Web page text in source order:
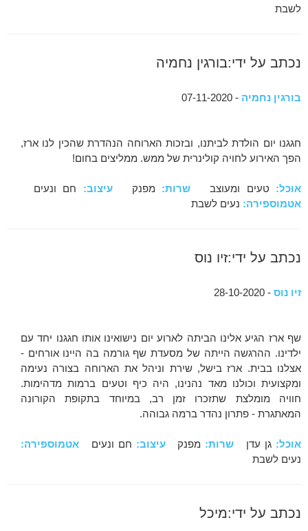
לשבת
נכתב על ידי:בורגין נחמיה
בורגין נחמיה - 07-11-2020
חגגנו יום הולדת לביתנו, ובזכות הארוחה הנהדרת שהכין לנו ארז,
הפך האירוע לחויה קולינרית של ממש. ממליצים בחום!
אוכל: טעים ומעוצב שרות: מפנקעיצוב: חם ונעים
אטמוספירה: נעים לשבת
נכתב על ידי:זיו נוס
זיו נוס - 28-10-2020
שף ארז הגיע אלינו הביתה לארוע יום נישואינו אותו חגגנו יחד עם
ילדינו. ההרגשה הייתה של מסעדת שף גורמה בה היינו אורחים -
אצלנו בבית. ארז בישל, שירת וניהל את הארוחה בצורה נעימה
ומקצועית וכולנו מאד נהנינו, היה כיף וטעים ברמות מדהימות.
חוויה מומלצת שתזכרו זמן רב, במיוחד בתקופת הקורונה
המאתגרת - פתרון נהדר ברמה גבוהה.
אוכל: גן עדן שרות: מפנקעיצוב: חם ונעים אטמוספירה:
נעים לשבת
נכתב על ידי:מיכל